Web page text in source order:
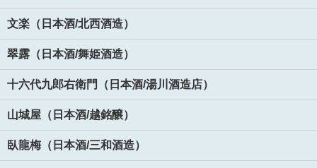
文楽（日本酒/北西酒造）
翠露（日本酒/舞姫酒造）
十六代九郎右衛門（日本酒/湯川酒造店）
山城屋（日本酒/越銘醸）
臥龍梅（日本酒/三和酒造）